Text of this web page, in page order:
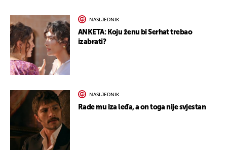
NASLJEDNIK
ANKETA: Koju ženu bi Serhat trebao
izabrati?
NASLJEDNIK
Rade mu iza leđa, a on toga nije svjestan